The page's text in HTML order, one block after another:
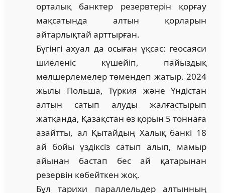
орталық банктер резер­втерін қорғау
мақсатында алтын қорларын
айтарлықтай арттырған.
Бүгінгі ахуал да осыған ұқсас: геосаяси
шиеленіс күшейіп, пайыздық
мөлшерле­мелер төмендеп жатыр. 2024
жылы Польша, Түркия және Үндістан
алтын сатып алуды жалғастырып
жатқанда, Қазақстан өз қорын 5 тоннаға
азайтты, ал Қытайдың Халық банкі 18
ай бойы үздіксіз сатып алып, мамыр
айынан бастап бес ай қатары­нан
резервін көбейткен жоқ.
Бұл тарихи параллельдер алтынның